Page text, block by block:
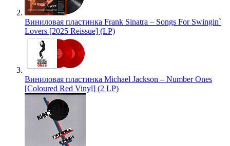
Виниловая пластинка Frank Sinatra – Songs For Swingin`
Lovers [2025 Reissue] (LP)
Виниловая пластинка Michael Jackson – Number Ones
[Coloured Red Vinyl] (2 LP)